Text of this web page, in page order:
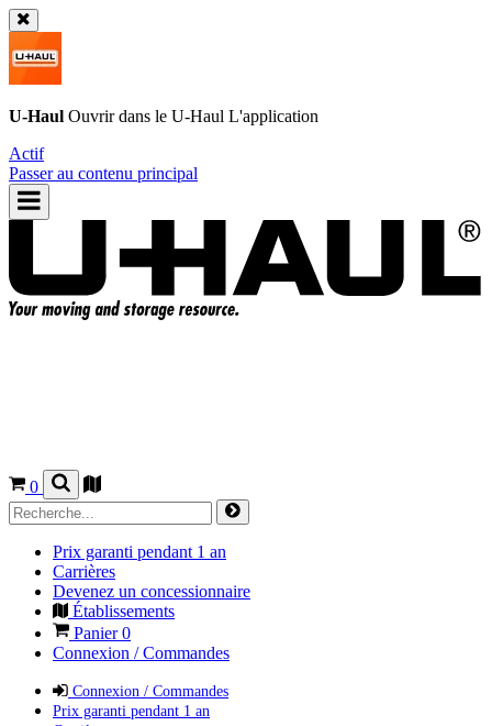
U-Haul Ouvrir dans le U-Haul L'application
Actif
Passer au contenu principal
0
Prix garanti pendant 1 an
Carrières
Devenez un concessionnaire
Établissements
Panier0
Connexion / Commandes
Connexion / Commandes
Prix garanti pendant 1 an